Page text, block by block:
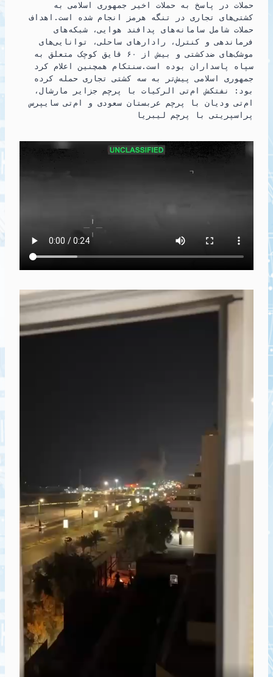
r
i
p
p
a
m
حملات در پاسخ به حملات اخیر جمهوری اسلامی به
کشتی‌های تجاری در تنگه هرمز انجام شده است.اهداف
حملات شامل سامانه‌های پدافند هوایی، شبکه‌های
فرماندهی و کنترل، رادارهای ساحلی، توانایی‌های
موشک‌های ضدکشتی و بیش از ۶۰ قایق کوچک متعلق به
سپاه پاسداران بوده است.سنتکام همچنین اعلام کرد
جمهوری اسلامی پیش‌تر به سه کشتی تجاری حمله کرده
بود: نفتکش ام‌تی الرکیات با پرچم جزایر مارشال،
ام‌تی ودیان با پرچم عربستان سعودی و ام‌تی سایپرس
پراسپریتی با پرچم لیبریا